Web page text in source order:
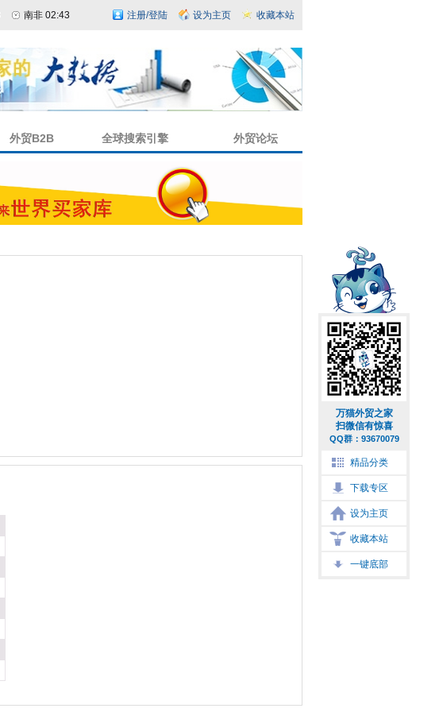
万猫外贸之家
扫微信有惊喜
QQ群：93670079
精品分类
下载专区
设为主页
收藏本站
一键底部
南非 02:43 注册/登陆 设为主页 收藏本站
外贸B2B 全球搜索引擎 外贸论坛